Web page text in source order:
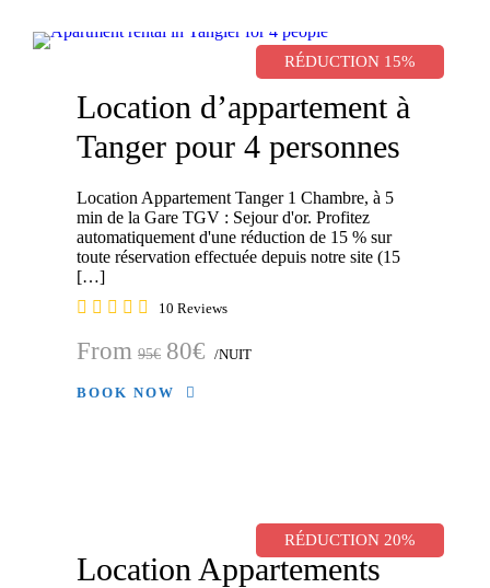
RÉDUCTION 15%
Location d’appartement à
Tanger pour 4 personnes
Location Appartement Tanger 1 Chambre, à 5
min de la Gare TGV : Sejour d'or. Profitez
automatiquement d'une réduction de 15 % sur
toute réservation effectuée depuis notre site (15
[…]
10 Reviews
From 95€ 80€ /NUIT
BOOK NOW
RÉDUCTION 20%
Location Appartements